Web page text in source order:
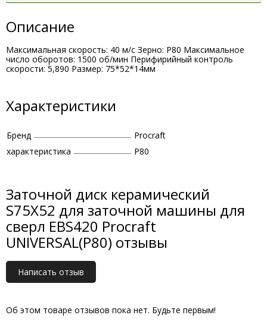
Описание
Максимальная скорость: 40 м/с Зерно: Р80 Максимальное
число оборотов: 1500 об/мин Перифирийный контроль
скорости: 5,890 Размер: 75*52*14мм
Характеристики
Бренд
Procraft
характеристика
Р80
Заточной диск керамический
S75X52 для заточной машины для
сверл EBS420 Procraft
UNIVERSAL(Р80) отзывы
Написать отзыв
Об этом товаре отзывов пока нет. Будьте первым!